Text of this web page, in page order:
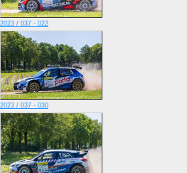
2023 / 037 - 022
2023 / 037 - 030